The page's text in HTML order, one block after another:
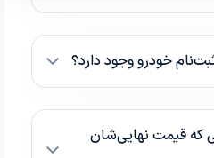
خودرو وجود دارد؟
که قیمت نهایی‌شان